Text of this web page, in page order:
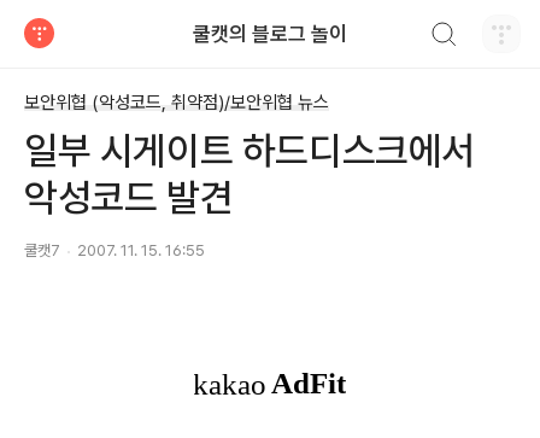
쿨캣의 블로그 놀이
보안위협 (악성코드, 취약점)/보안위협 뉴스
일부 시게이트 하드디스크에서
악성코드 발견
쿨캣7 2007. 11. 15. 16:55